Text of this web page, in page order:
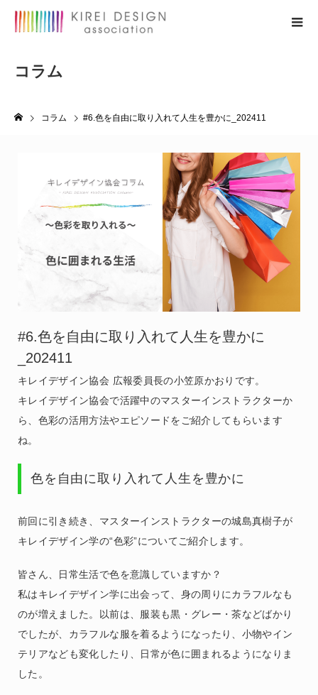
コラム
#6.色を自由に取り入れて人生を豊かに_202411
#6.色を自由に取り入れて人生を豊かに
_202411
キレイデザイン協会 広報委員長の小笠原かおりです。
キレイデザイン協会で活躍中のマスターインストラクターか
ら、色彩の活用方法やエピソードをご紹介してもらいます
ね。
色を自由に取り入れて人生を豊かに
前回に引き続き、マスターインストラクターの城島真樹子が
キレイデザイン学の“色彩”についてご紹介します。
皆さん、日常生活で色を意識していますか？
私はキレイデザイン学に出会って、身の周りにカラフルなも
のが増えました。以前は、服装も黒・グレー・茶などばかり
でしたが、カラフルな服を着るようになったり、小物やイン
テリアなども変化したり、日常が色に囲まれるようになりま
した。